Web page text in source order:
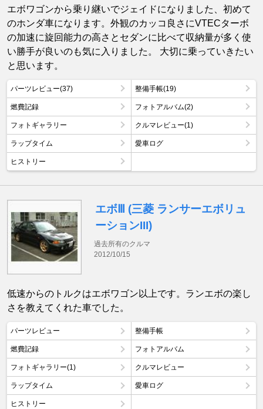
エボワゴンから乗り継いでジェイドになりました、初めて
のホンダ車になります。外観のカッコ良さにVTECターボ
の加速に旋回能力の高さとセダンに比べて収納量が多く使
い勝手が良いのも気に入りました。 大切に乗っていきたい
と思います。
パーツレビュー(37) 整備手帳(19)
燃費記録 フォトアルバム(2)
フォトギャラリー クルマレビュー(1)
ラップタイム 愛車ログ
ヒストリー
エボⅢ (三菱 ランサーエボリュ
ーションIII)
過去所有のクルマ
2012/10/15
低速からのトルクはエボワゴン以上です。ランエボの楽し
さを教えてくれた車でした。
パーツレビュー 整備手帳
燃費記録 フォトアルバム
フォトギャラリー(1) クルマレビュー
ラップタイム 愛車ログ
ヒストリー